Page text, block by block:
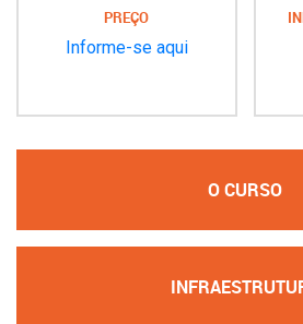
PREÇO
Informe-se aqui
O CURSO